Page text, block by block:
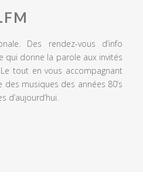
Des rendez-vous d’info
qui donne la parole aux invités
tout en vous accompagnant
musiques des années 80’s